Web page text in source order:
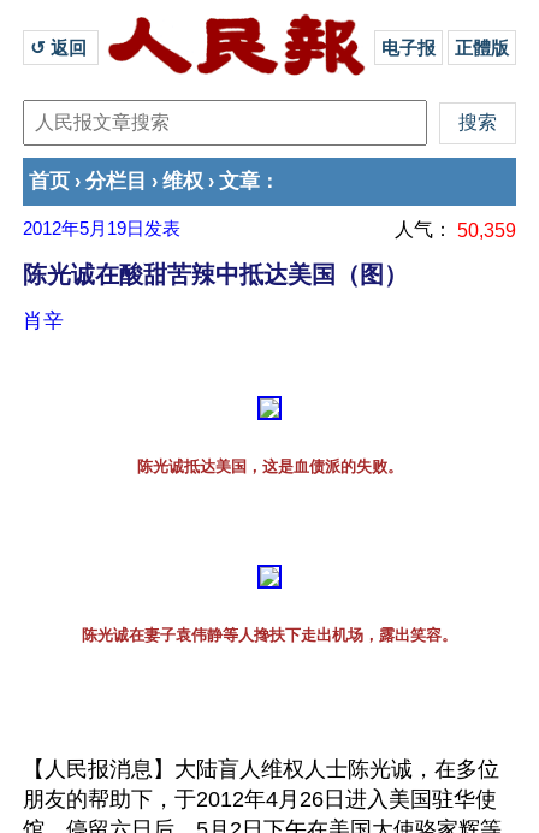
↺ 返回 电子报 正體版
首页 › 分栏目 › 维权 › 文章 ：
2012年5月19日 发表 人气： 50,359
陈光诚在酸甜苦辣中抵达美国（图）
肖辛
陈光诚抵达美国，这是血债派的失败。
陈光诚在妻子袁伟静等人搀扶下走出机场，露出笑容。
【人民报消息】大陆盲人维权人士陈光诚，在多位
朋友的帮助下，于2012年4月26日进入美国驻华使